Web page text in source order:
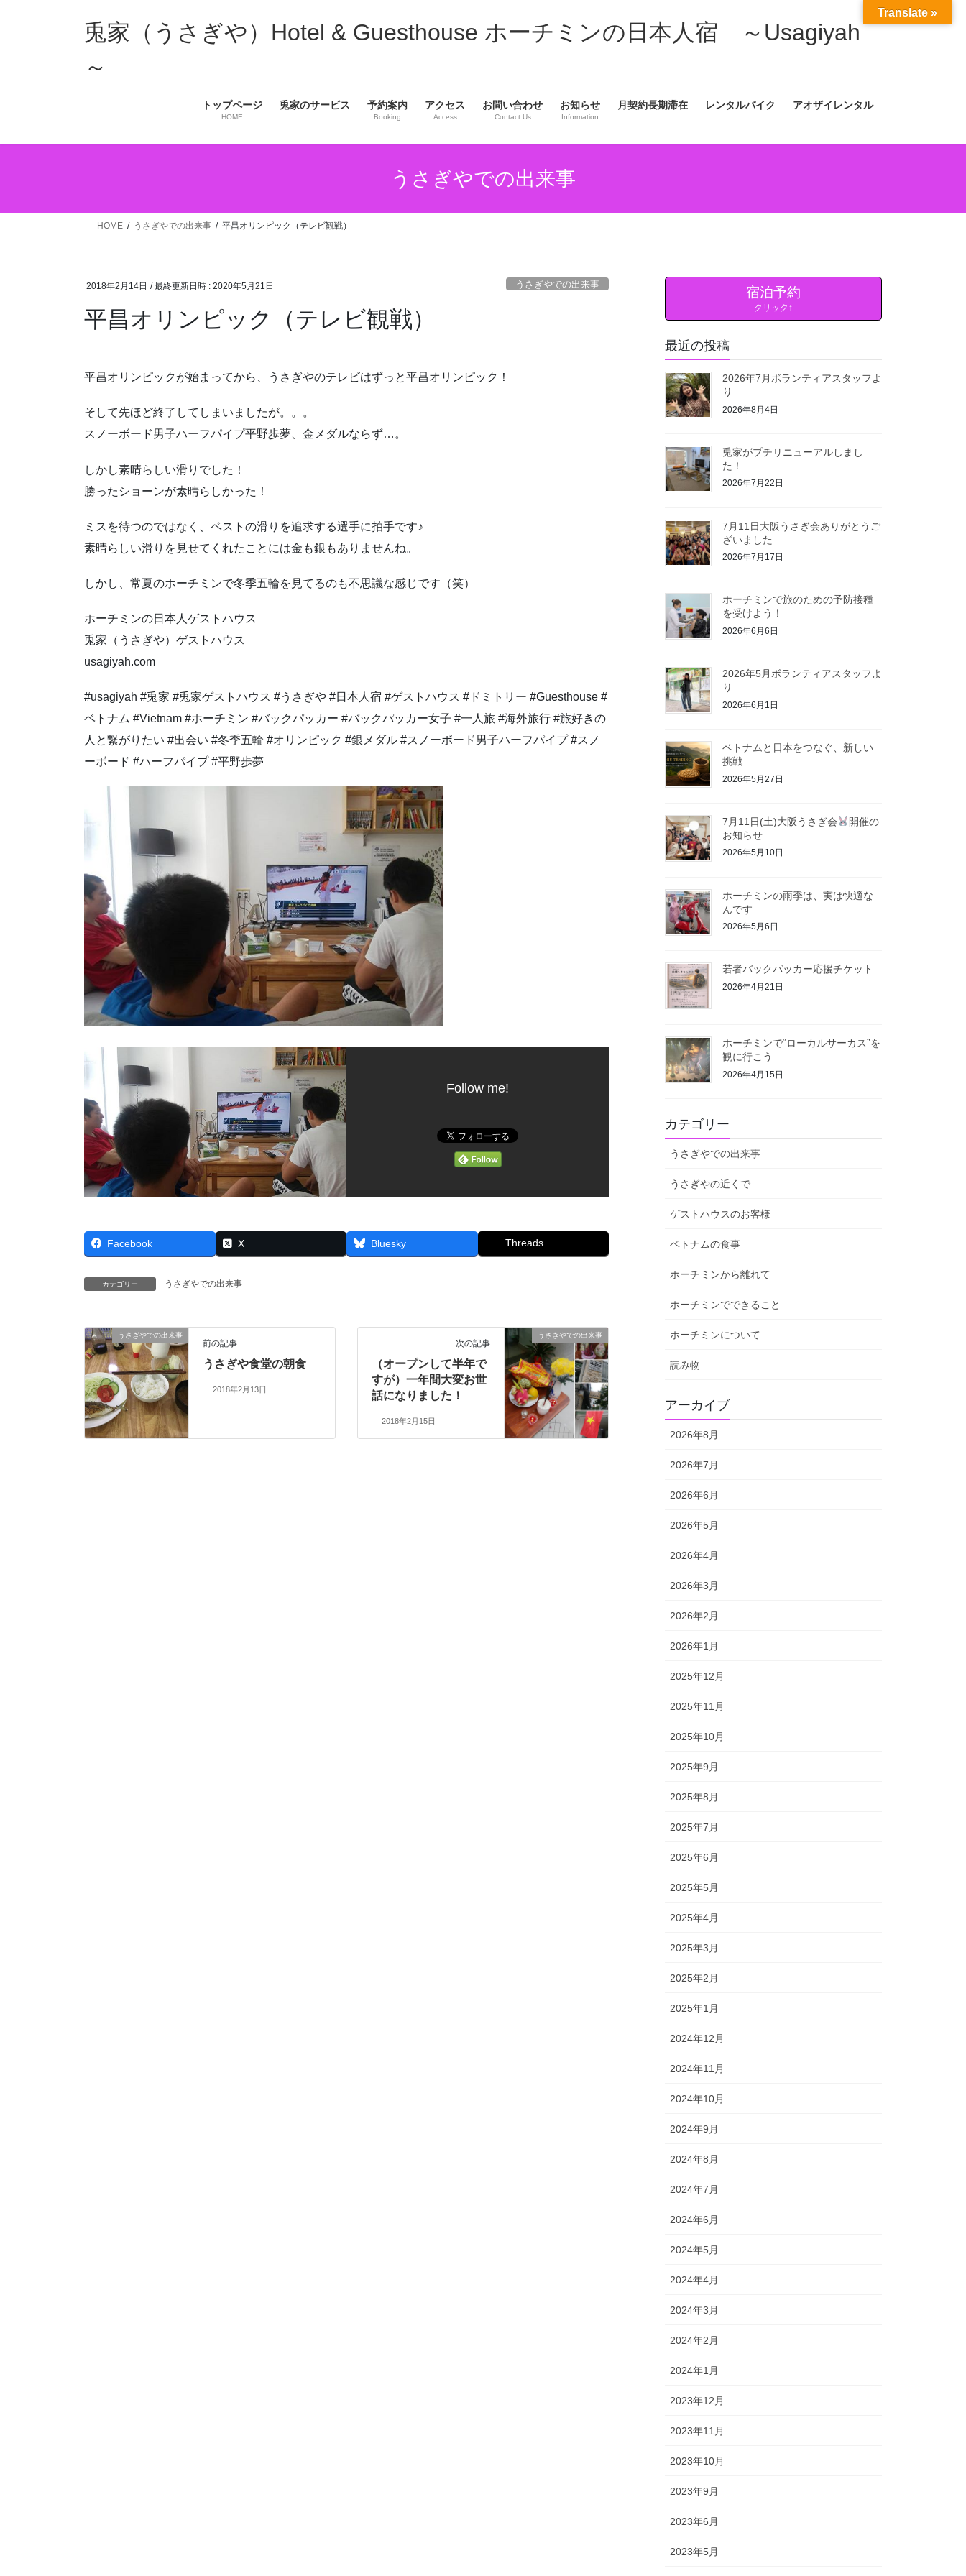
ッ
移
兎家（うさぎや）Hotel & Guesthouse ホーチミンの日本人宿 ～Usagiyah
～
トップページ
HOME
兎家のサービス 予約案内
Booking
アクセス
Access
お問い合わせ
Contact Us
お知らせ
Information
月契約長期滞在 レンタルバイク アオザイレンタル
うさぎやでの出来事
HOME うさぎやでの出来事 平昌オリンピック（テレビ観戦）
2018年2月14日 / 最終更新日時 : 2020年5月21日 うさぎやでの出来事
平昌オリンピック（テレビ観戦）
平昌オリンピックが始まってから、うさぎやのテレビはずっと平昌オリンピック！
そして先ほど終了してしまいましたが。。。
スノーボード男子ハーフパイプ平野歩夢、金メダルならず…。
しかし素晴らしい滑りでした！
勝ったショーンが素晴らしかった！
ミスを待つのではなく、ベストの滑りを追求する選手に拍手です♪
素晴らしい滑りを見せてくれたことには金も銀もありませんね。
しかし、常夏のホーチミンで冬季五輪を見てるのも不思議な感じです（笑）
ホーチミンの日本人ゲストハウス
兎家（うさぎや）ゲストハウス
usagiyah.com
#usagiyah #兎家 #兎家ゲストハウス #うさぎや #日本人宿 #ゲストハウス #ドミトリー #Guesthouse #
ベトナム #Vietnam #ホーチミン #バックパッカー #バックパッカー女子 #一人旅 #海外旅行 #旅好きの
人と繋がりたい #出会い #冬季五輪 #オリンピック #銀メダル #スノーボード男子ハーフパイプ #スノ
ーボード #ハーフパイプ #平野歩夢
Follow me!
Facebook X Bluesky Threads
カテゴリー うさぎやでの出来事
うさぎやでの出来事
前の記事
うさぎや食堂の朝食
2018年2月13日
うさぎやでの出来事
次の記事
（オープンして半年で
すが）一年間大変お世
話になりました！
2018年2月15日
宿泊予約
クリック↑
最近の投稿
2026年7月ボランティアスタッフよ
り
2026年8月4日
兎家がプチリニューアルしまし
た！
2026年7月22日
7月11日大阪うさぎ会ありがとうご
ざいました
2026年7月17日
ホーチミンで旅のための予防接種
を受けよう！
2026年6月6日
2026年5月ボランティアスタッフよ
り
2026年6月1日
ベトナムと日本をつなぐ、新しい
挑戦
2026年5月27日
7月11日(土)大阪うさぎ会
開催の
お知らせ
2026年5月10日
ホーチミンの雨季は、実は快適な
んです
2026年5月6日
若者バックパッカー応援チケット
2026年4月21日
ホーチミンで“ローカルサーカス”を
観に行こう
2026年4月15日
カテゴリー
うさぎやでの出来事
うさぎやの近くで
ゲストハウスのお客様
ベトナムの食事
ホーチミンから離れて
ホーチミンでできること
ホーチミンについて
読み物
アーカイブ
2026年8月
2026年7月
2026年6月
2026年5月
2026年4月
2026年3月
2026年2月
2026年1月
2025年12月
2025年11月
2025年10月
2025年9月
2025年8月
2025年7月
2025年6月
2025年5月
2025年4月
2025年3月
2025年2月
2025年1月
2024年12月
2024年11月
2024年10月
2024年9月
2024年8月
2024年7月
2024年6月
2024年5月
2024年4月
2024年3月
2024年2月
2024年1月
2023年12月
2023年11月
2023年10月
2023年9月
2023年6月
2023年5月
Translate »